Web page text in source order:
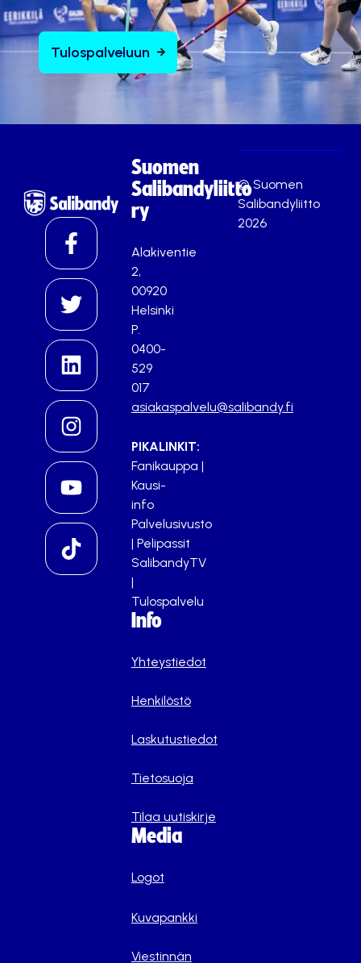
Tulospalveluun
Suomen
Salibandyliitto
ry
Alakiventie
2,
00920
Helsinki
P.
0400-
529
017
asiakaspalvelu@salibandy.fi
PIKALINKIT:
Fanikauppa |
Kausi-
info
Palvelusivusto
| Pelipassit
SalibandyTV
|
Tulospalvelu
Info
Yhteystiedot
Henkilöstö
Laskutustiedot
Tietosuoja
Tilaa uutiskirje
Media
Logot
Kuvapankki
Viestinnän
© Suomen
Salibandyliitto
2026